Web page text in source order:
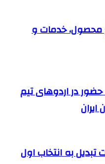
محصول، خدمات و
در اردوهای تیم
تبدیل به انتخاب اول